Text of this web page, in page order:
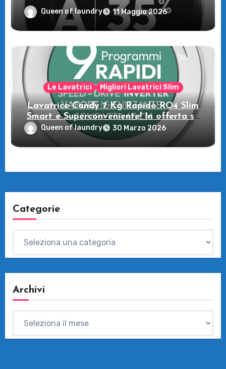
Recensione della Lavatrice Candy
MultiWash: Innovazione e flessibilità a
casa tua!
Queen of laundry 11 Maggio 2026
Le Lavatrici Migliori Lavatrici Slim
Lavatrice Candy 7 Kg Rapidò RO4 Slim
Smart e Superconveniente! In offerta su
Amazon
Queen of laundry 30 Marzo 2026
Categorie
Archivi